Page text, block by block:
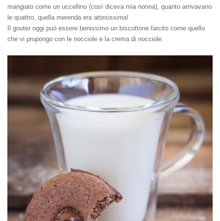
mangiato come un uccellino (così diceva mia nonna), quanto arrivavano
le quattro, quella merenda era attesissima!
Il gouter oggi può essere benissimo un biscottone farcito come quello
che vi propongo con le nocciole e la crema di nocciole.